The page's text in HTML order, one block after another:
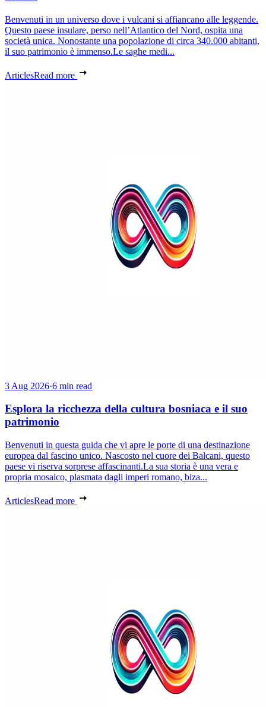
Benvenuti in un universo dove i vulcani si affiancano alle leggende.
Questo paese insulare, perso nell’Atlantico del Nord, ospita una
società unica. Nonostante una popolazione di circa 340.000 abitanti,
il suo patrimonio è immenso.Le saghe medi...
ArticlesRead more
3 Aug 2026·6 min read
Esplora la ricchezza della cultura bosniaca e il suo
patrimonio
Benvenuti in questa guida che vi apre le porte di una destinazione
europea dal fascino unico. Nascosto nel cuore dei Balcani, questo
paese vi riserva sorprese affascinanti.La sua storia è una vera e
propria mosaico, plasmata dagli imperi romano, biza...
ArticlesRead more